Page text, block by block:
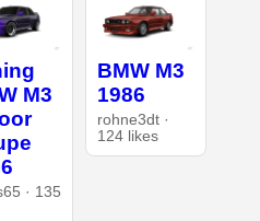
M3
· 135
BMW M3
1986
rohne3dt ·
124 likes